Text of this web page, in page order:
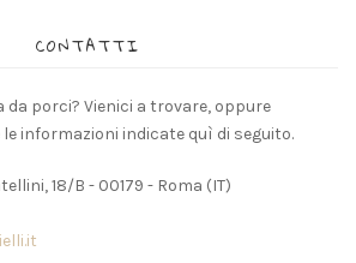
CONTATTI
da porci? Vienici a trovare, oppure
informazioni indicate quì di seguito.
18/B - 00179 - Roma (IT)